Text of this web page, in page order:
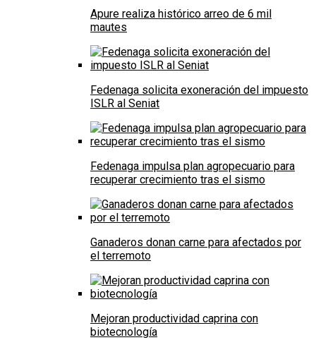
Apure realiza histórico arreo de 6 mil
mautes
Fedenaga solicita exoneración del impuesto
ISLR al Seniat
Fedenaga impulsa plan agropecuario para
recuperar crecimiento tras el sismo
Ganaderos donan carne para afectados por
el terremoto
Mejoran productividad caprina con
biotecnología